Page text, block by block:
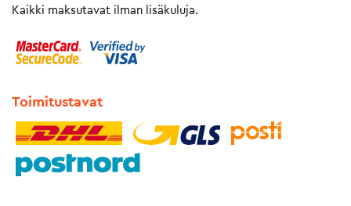
Kaikki maksutavat ilman lisäkuluja.
Toimitustavat